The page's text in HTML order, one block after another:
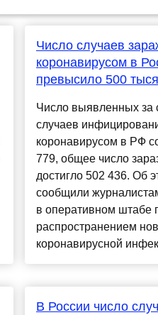
Число случаев
коронавирусом в
превысило 500
Число выявленных за
случаев
коронавирусом в РФ
779, общее число
достигло 502 436. Об
сообщили
в оперативном штабе
распространением
коронавирусной
В России число